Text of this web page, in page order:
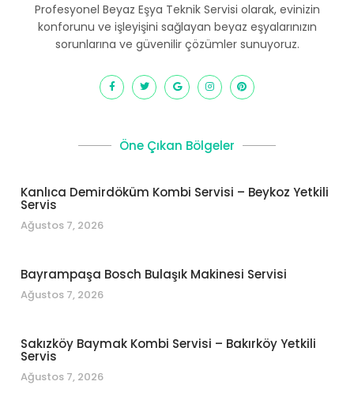
Profesyonel Beyaz Eşya Teknik Servisi olarak, evinizin
konforunu ve işleyişini sağlayan beyaz eşyalarınızın
sorunlarına ve güvenilir çözümler sunuyoruz.
Öne Çıkan Bölgeler
Kanlıca Demirdöküm Kombi Servisi – Beykoz Yetkili
Servis
Ağustos 7, 2026
Bayrampaşa Bosch Bulaşık Makinesi Servisi
Ağustos 7, 2026
Sakızköy Baymak Kombi Servisi – Bakırköy Yetkili
Servis
Ağustos 7, 2026